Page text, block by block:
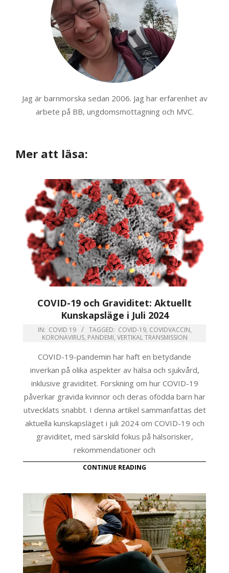
Jag är barnmorska sedan 2006. Jag har erfarenhet av
arbete på BB, ungdomsmottagning och MVC.
Mer att läsa:
COVID-19 och Graviditet: Aktuellt
Kunskapsläge i Juli 2024
IN: COVID 19 TAGGED: COVID-19, COVIDVACCIN,
KORONAVIRUS, PANDEMI, VERTIKAL TRANSMISSION
COVID-19-pandemin har haft en betydande
inverkan på olika aspekter av hälsa och sjukvård,
inklusive graviditet. Forskning om hur COVID-19
påverkar gravida kvinnor och deras ofödda barn har
utvecklats snabbt. I denna artikel sammanfattas det
aktuella kunskapsläget i juli 2024 om COVID-19 och
graviditet, med särskild fokus på hälsorisker,
rekommendationer och
CONTINUE READING